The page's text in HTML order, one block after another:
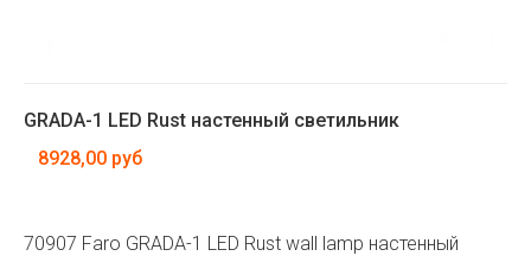
GRADA-1 LED Rust настенный светильник
8928,00 руб
70907 Faro GRADA-1 LED Rust wall lamp настенный